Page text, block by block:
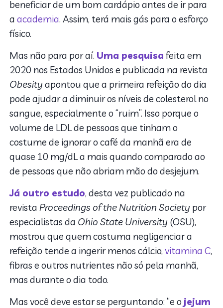
beneficiar de um bom cardápio antes de ir para
aacademia. Assim, terá mais gás para o esforço
físico.
Mas não para por aí. Uma pesquisa feita em
2020 nos Estados Unidos e publicada na revista
Obesityapontou que a primeira refeição do dia
pode ajudar a diminuir os níveis de colesterol no
sangue, especialmente o “ruim”. Isso porque o
volume de LDL de pessoas que tinham o
costume de ignorar o café da manhã era de
quase 10 mg/dL a mais quando comparado ao
de pessoas que não abriam mão do desjejum.
Já outro estudo, desta vez publicado na
revistaProceedings of the Nutrition Society por
especialistas da Ohio State University (OSU),
mostrou que quem costuma negligenciar a
refeição tende a ingerir menos cálcio,vitamina C,
fibras e outros nutrientes não só pela manhã,
mas durante o dia todo.
Mas você deve estar se perguntando: “e o jejum